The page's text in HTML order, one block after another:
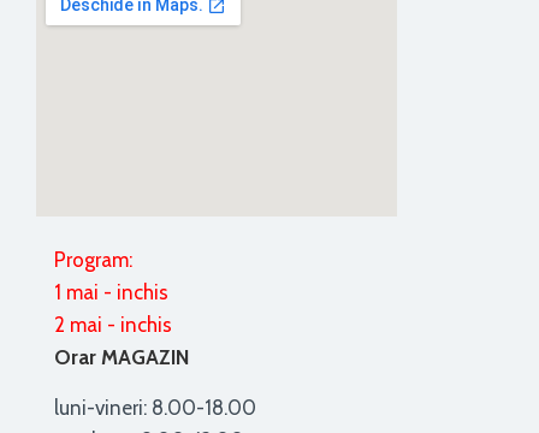
Program:
1 mai - inchis
2 mai - inchis
Orar MAGAZIN
luni-vineri: 8.00-18.00